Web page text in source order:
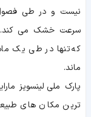
نیست و در طی فصول
سرعت خشک می کند.
ماند.
پارک ملی لینسویز
ترین مکان های